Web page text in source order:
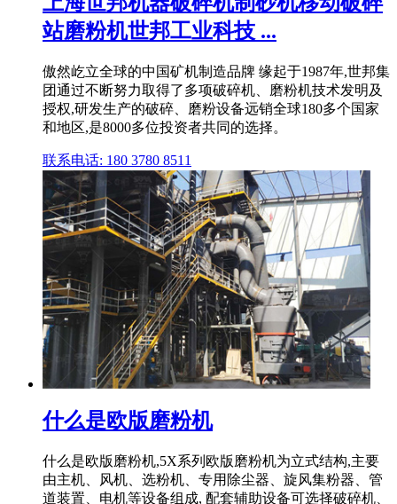
站磨粉机世邦工业科技 ...
傲然屹立全球的中国矿机制造品牌 缘起于1987年,世邦集
团通过不断努力取得了多项破碎机、磨粉机技术发明及
授权,研发生产的破碎、磨粉设备远销全球180多个国家
和地区,是8000多位投资者共同的选择。
联系电话: 180 3780 8511
什么是欧版磨粉机
什么是欧版磨粉机,5X系列欧版磨粉机为立式结构,主要
由主机、风机、选粉机、专用除尘器、旋风集粉器、管
道装置、电机等设备组成, 配套辅助设备可选择破碎机、